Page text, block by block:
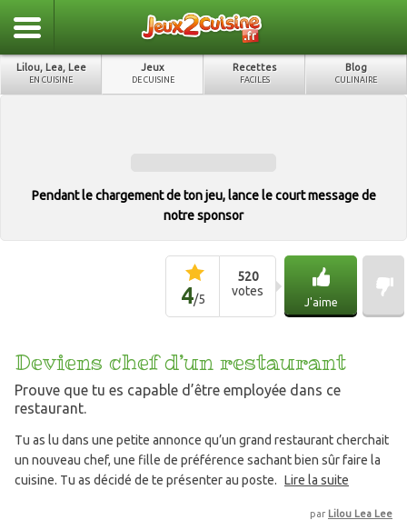
Lilou, Lea, Lee
EN CUISINE
Jeux
DE CUISINE
Recettes
FACILES
Blog
CULINAIRE
Pendant le chargement de ton jeu, lance le court message de
notre sponsor
4/5
520
votes
J'aime
Deviens chef d’un restaurant
Prouve que tu es capable d’être employée dans ce
restaurant.
Tu as lu dans une petite annonce qu’un grand restaurant cherchait
un nouveau chef, une fille de préférence sachant bien sûr faire la
cuisine. Tu as décidé de te présenter au poste. Lire la suite
par Lilou Lea Lee